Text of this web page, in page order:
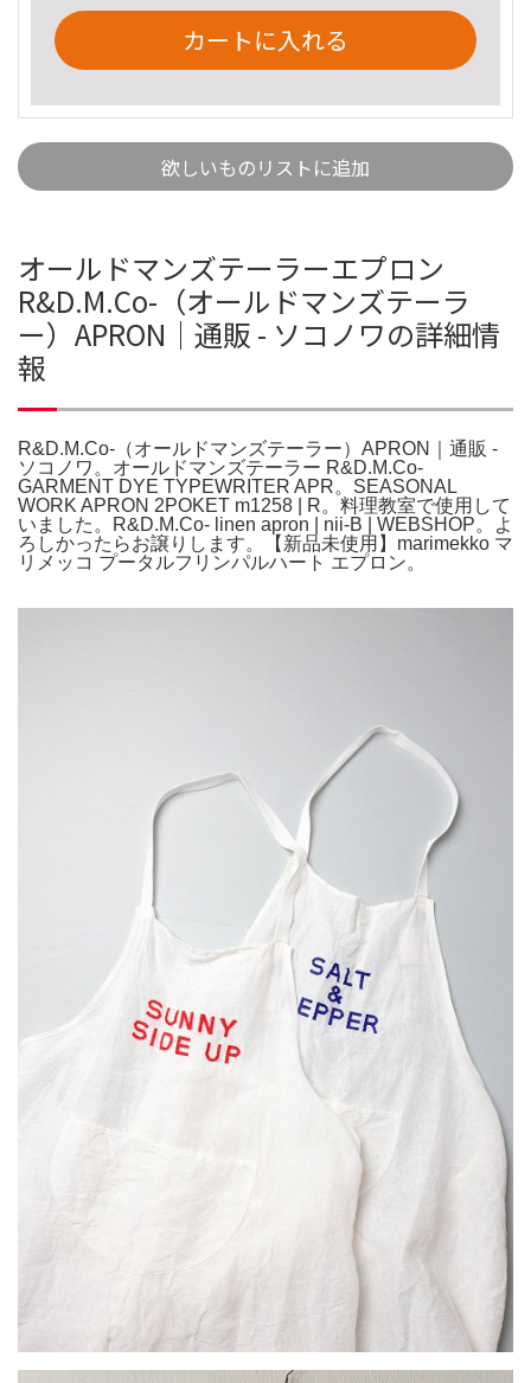
カートに入れる
欲しいものリストに追加
オールドマンズテーラーエプロン
R&D.M.Co-（オールドマンズテーラ
ー）APRON｜通販 - ソコノワの詳細情
報
R&D.M.Co-（オールドマンズテーラー）APRON｜通販 -
ソコノワ。オールドマンズテーラー R&D.M.Co-
GARMENT DYE TYPEWRITER APR。SEASONAL
WORK APRON 2POKET m1258 | R。料理教室で使用して
いました。R&D.M.Co- linen apron | nii-B | WEBSHOP。よ
ろしかったらお譲りします。【新品未使用】marimekko マ
リメッコ プータルフリンパルハート エプロン。